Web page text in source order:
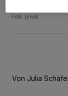
Foto: privat
Von Julia